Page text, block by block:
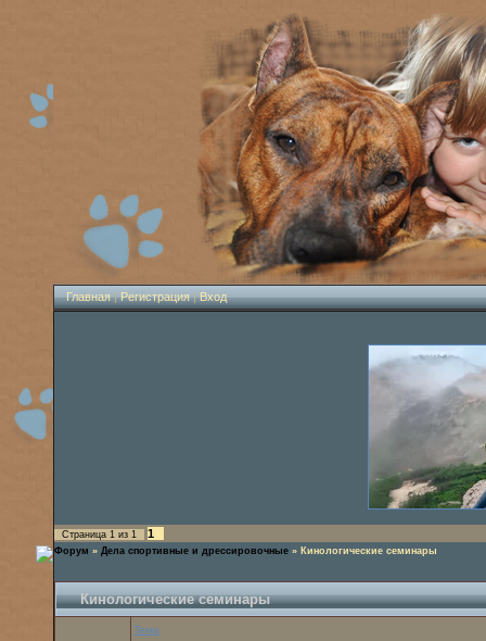
Главная|Регистрация|Вход
Страница 1 из 1 1
Форум » Дела спортивные и дрессировочные » Кинологические cеминары
Кинологические cеминары
Тема